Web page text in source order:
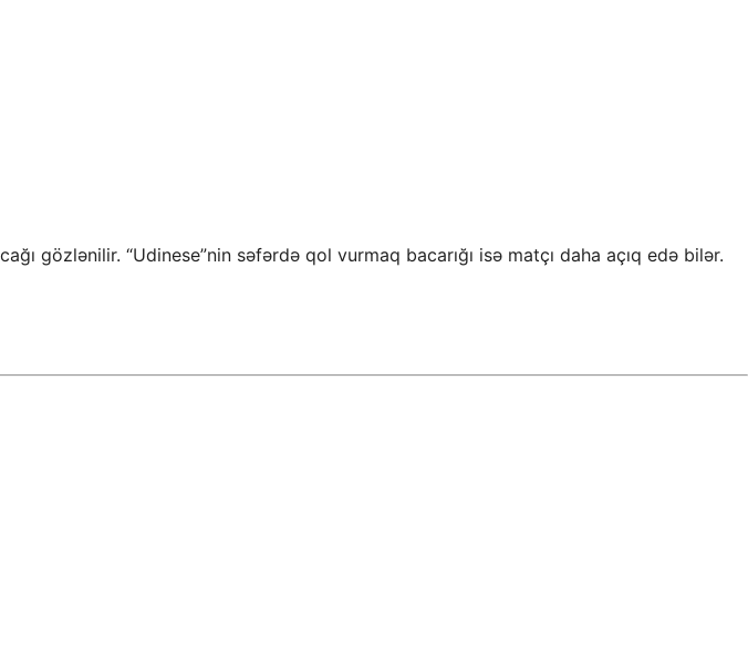
gözlənilir. “Udinese”nin səfərdə qol vurmaq bacarığı isə matçı daha açıq edə bilər.